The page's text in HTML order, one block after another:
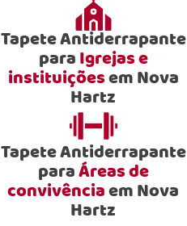
Tapete Antiderrapante
paraIgrejas e
instituiçõesem Nova
Hartz
Tapete Antiderrapante
paraÁreas de
convivênciaem Nova
Hartz